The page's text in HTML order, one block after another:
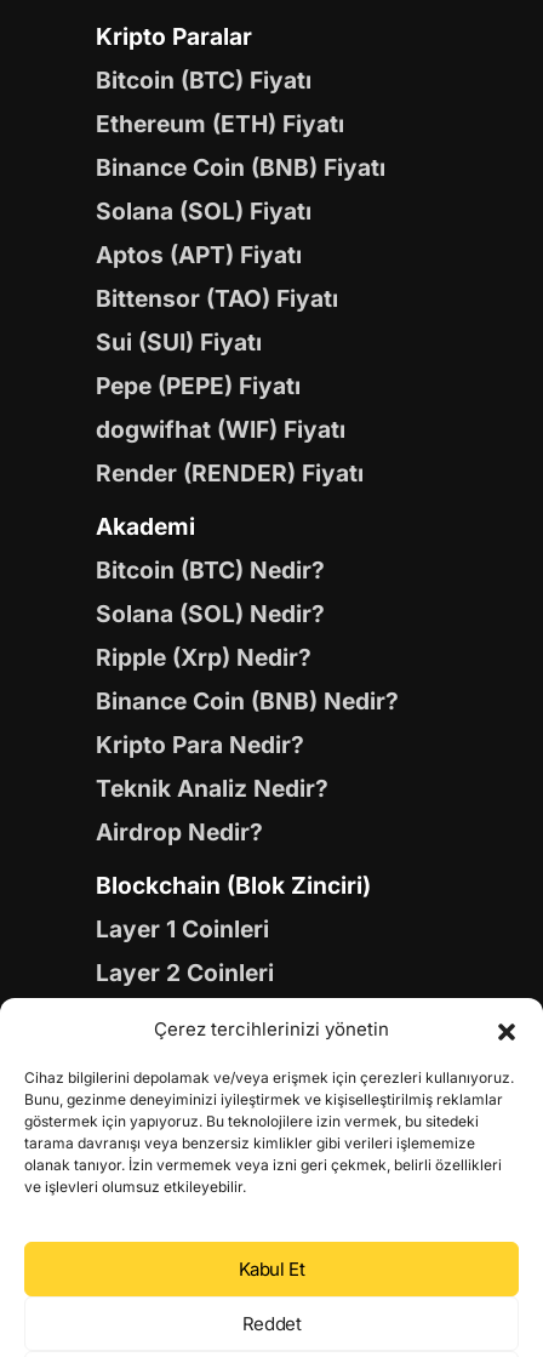
Çerez tercihlerinizi yönetin
Cihaz bilgilerini depolamak ve/veya erişmek için çerezleri kullanıyoruz.
Bunu, gezinme deneyiminizi iyileştirmek ve kişiselleştirilmiş reklamlar
göstermek için yapıyoruz. Bu teknolojilere izin vermek, bu sitedeki
tarama davranışı veya benzersiz kimlikler gibi verileri işlememize
olanak tanıyor. İzin vermemek veya izni geri çekmek, belirli özellikleri
ve işlevleri olumsuz etkileyebilir.
Kabul Et
Reddet
Kripto Paralar
Bitcoin (BTC) Fiyatı
Ethereum (ETH) Fiyatı
Binance Coin (BNB) Fiyatı
Solana (SOL) Fiyatı
Aptos (APT) Fiyatı
Bittensor (TAO) Fiyatı
Sui (SUI) Fiyatı
Pepe (PEPE) Fiyatı
dogwifhat (WIF) Fiyatı
Render (RENDER) Fiyatı
Akademi
Bitcoin (BTC) Nedir?
Solana (SOL) Nedir?
Ripple (Xrp) Nedir?
Binance Coin (BNB) Nedir?
Kripto Para Nedir?
Teknik Analiz Nedir?
Airdrop Nedir?
Blockchain (Blok Zinciri)
Layer 1 Coinleri
Layer 2 Coinleri
Yapay Zeka (AI) Coinleri
Gaming Coinleri
RWA Coinleri
DeFi Coinleri
DePIN Coinleri
Metaverse Coinleri
Web 3.0 Coinleri